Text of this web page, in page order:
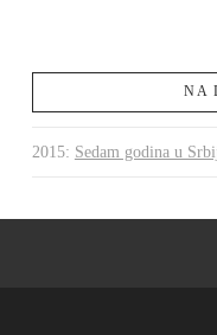
NA
2015: Sedam godina u